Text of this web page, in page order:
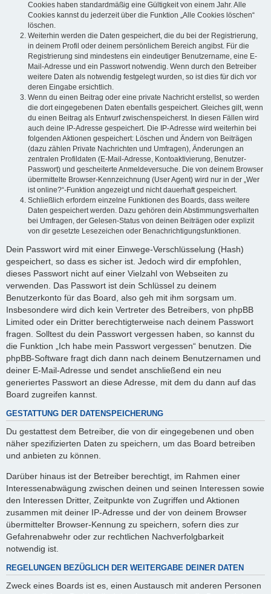
Cookies haben standardmäßig eine Gültigkeit von einem Jahr. Alle
Cookies kannst du jederzeit über die Funktion „Alle Cookies löschen“
löschen.
Weiterhin werden die Daten gespeichert, die du bei der Registrierung,
in deinem Profil oder deinem persönlichem Bereich angibst. Für die
Registrierung sind mindestens ein eindeutiger Benutzername, eine E-
Mail-Adresse und ein Passwort notwendig. Wenn durch den Betreiber
weitere Daten als notwendig festgelegt wurden, so ist dies für dich vor
deren Eingabe ersichtlich.
Wenn du einen Beitrag oder eine private Nachricht erstellst, so werden
die dort eingegebenen Daten ebenfalls gespeichert. Gleiches gilt, wenn
du einen Beitrag als Entwurf zwischenspeicherst. In diesen Fällen wird
auch deine IP-Adresse gespeichert. Die IP-Adresse wird weiterhin bei
folgenden Aktionen gespeichert: Löschen und Ändern von Beiträgen
(dazu zählen Private Nachrichten und Umfragen), Änderungen an
zentralen Profildaten (E-Mail-Adresse, Kontoaktivierung, Benutzer-
Passwort) und gescheiterte Anmeldeversuche. Die von deinem Browser
übermittelte Browser-Kennzeichnung (User Agent) wird nur in der „Wer
ist online?“-Funktion angezeigt und nicht dauerhaft gespeichert.
Schließlich erfordern einzelne Funktionen des Boards, dass weitere
Daten gespeichert werden. Dazu gehören dein Abstimmungsverhalten
bei Umfragen, der Gelesen-Status von deinen Beiträgen oder explizit
von dir gesetzte Lesezeichen oder Benachrichtigungsfunktionen.
Dein Passwort wird mit einer Einwege-Verschlüsselung (Hash)
gespeichert, so dass es sicher ist. Jedoch wird dir empfohlen,
dieses Passwort nicht auf einer Vielzahl von Webseiten zu
verwenden. Das Passwort ist dein Schlüssel zu deinem
Benutzerkonto für das Board, also geh mit ihm sorgsam um.
Insbesondere wird dich kein Vertreter des Betreibers, von phpBB
Limited oder ein Dritter berechtigterweise nach deinem Passwort
fragen. Solltest du dein Passwort vergessen haben, so kannst du
die Funktion „Ich habe mein Passwort vergessen“ benutzen. Die
phpBB-Software fragt dich dann nach deinem Benutzernamen und
deiner E-Mail-Adresse und sendet anschließend ein neu
generiertes Passwort an diese Adresse, mit dem du dann auf das
Board zugreifen kannst.
GESTATTUNG DER DATENSPEICHERUNG
Du gestattest dem Betreiber, die von dir eingegebenen und oben
näher spezifizierten Daten zu speichern, um das Board betreiben
und anbieten zu können.
Darüber hinaus ist der Betreiber berechtigt, im Rahmen einer
Interessenabwägung zwischen deinen und seinen Interessen sowie
den Interessen Dritter, Zeitpunkte von Zugriffen und Aktionen
zusammen mit deiner IP-Adresse und der von deinem Browser
übermittelter Browser-Kennung zu speichern, sofern dies zur
Gefahrenabwehr oder zur rechtlichen Nachverfolgbarkeit
notwendig ist.
REGELUNGEN BEZÜGLICH DER WEITERGABE DEINER DATEN
Zweck eines Boards ist es, einen Austausch mit anderen Personen